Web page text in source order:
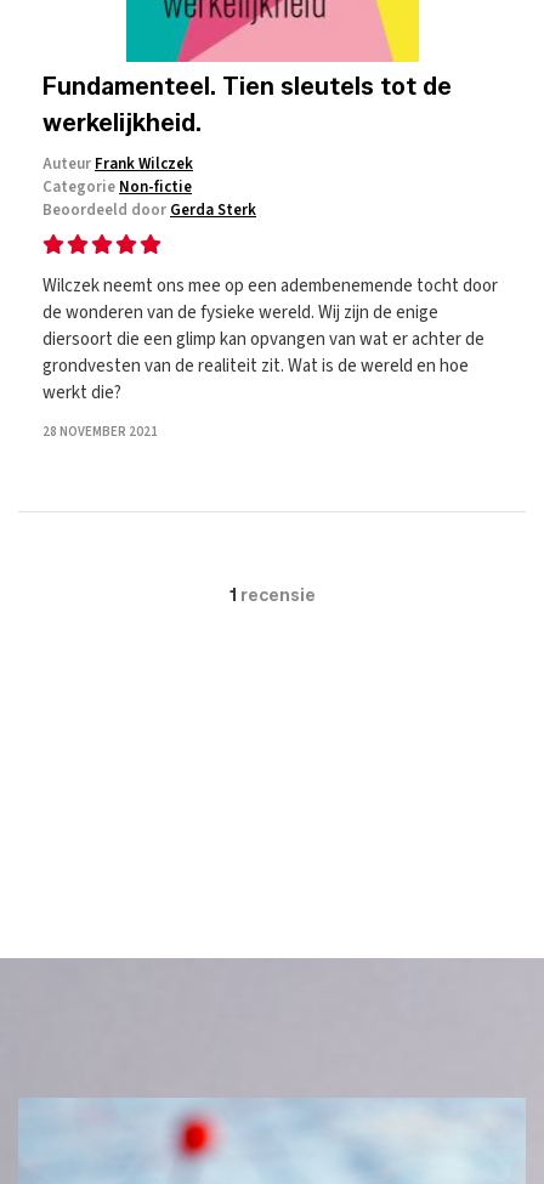
Fundamenteel. Tien sleutels tot de
werkelijkheid.
Auteur Frank Wilczek
Categorie Non-fictie
Beoordeeld door Gerda Sterk
Wilczek neemt ons mee op een adembenemende tocht door
de wonderen van de fysieke wereld. Wij zijn de enige
diersoort die een glimp kan opvangen van wat er achter de
grondvesten van de realiteit zit. Wat is de wereld en hoe
werkt die?
28 NOVEMBER 2021
1 recensie